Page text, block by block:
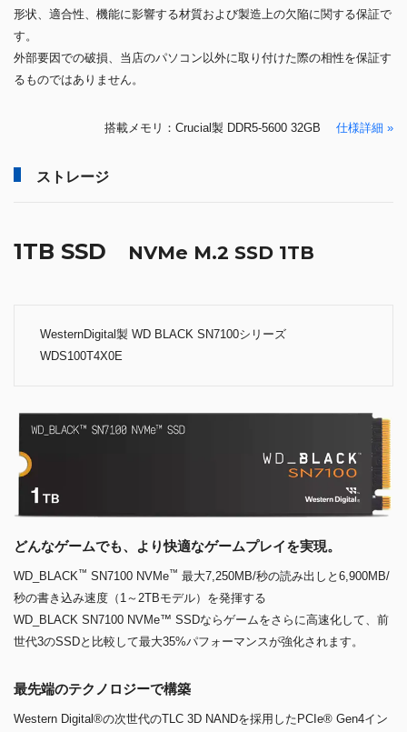
形状、適合性、機能に影響する材質および製造上の欠陥に関する保証で
す。
外部要因での破損、当店のパソコン以外に取り付けた際の相性を保証す
るものではありません。
搭載メモリ：Crucial製 DDR5-5600 32GB 仕様詳細 »
ストレージ
1TB SSD NVMe M.2 SSD 1TB
WesternDigital製 WD BLACK SN7100シリーズ
WDS100T4X0E
どんなゲームでも、より快適なゲームプレイを実現。
WD_BLACK™ SN7100 NVMe™ 最大7,250MB/秒の読み出しと6,900MB/
秒の書き込み速度（1～2TBモデル）を発揮する
WD_BLACK SN7100 NVMe™ SSDならゲームをさらに高速化して、前
世代3のSSDと比較して最大35%パフォーマンスが強化されます。
最先端のテクノロジーで構築
Western Digital®の次世代のTLC 3D NANDを採用したPCIe® Gen4イン